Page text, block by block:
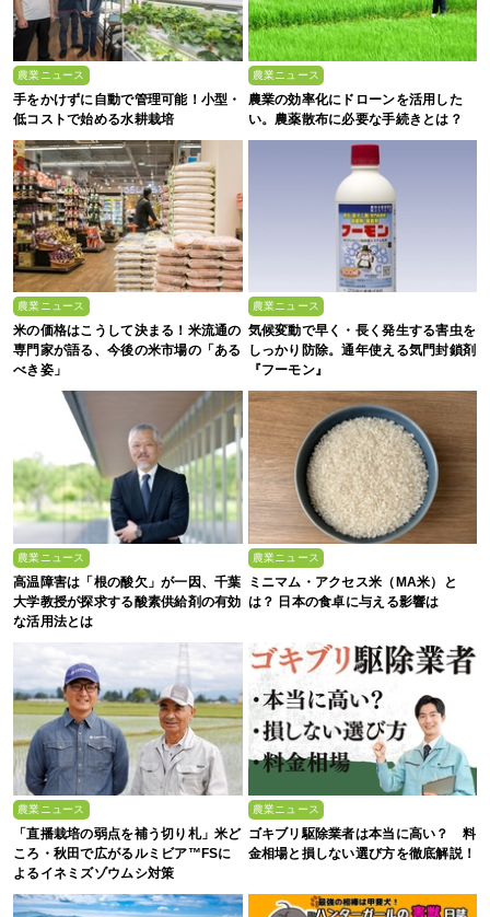
農業ニュース
手をかけずに自動で管理可能！小型・
低コストで始める水耕栽培
農業ニュース
農業の効率化にドローンを活用した
い。農薬散布に必要な手続きとは？
農業ニュース
米の価格はこうして決まる！米流通の
専門家が語る、今後の米市場の「ある
べき姿」
農業ニュース
気候変動で早く・長く発生する害虫を
しっかり防除。通年使える気門封鎖剤
『フーモン』
農業ニュース
高温障害は「根の酸欠」が一因、千葉
大学教授が探求する酸素供給剤の有効
な活用法とは
農業ニュース
ミニマム・アクセス米（MA米）と
は？ 日本の食卓に与える影響は
農業ニュース
「直播栽培の弱点を補う切り札」米ど
ころ・秋田で広がるルミビア™FSに
よるイネミズゾウムシ対策
農業ニュース
ゴキブリ駆除業者は本当に高い？ 料
金相場と損しない選び方を徹底解説！